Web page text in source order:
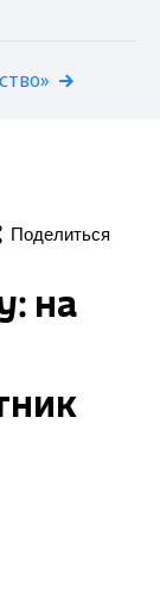
Поделиться
на